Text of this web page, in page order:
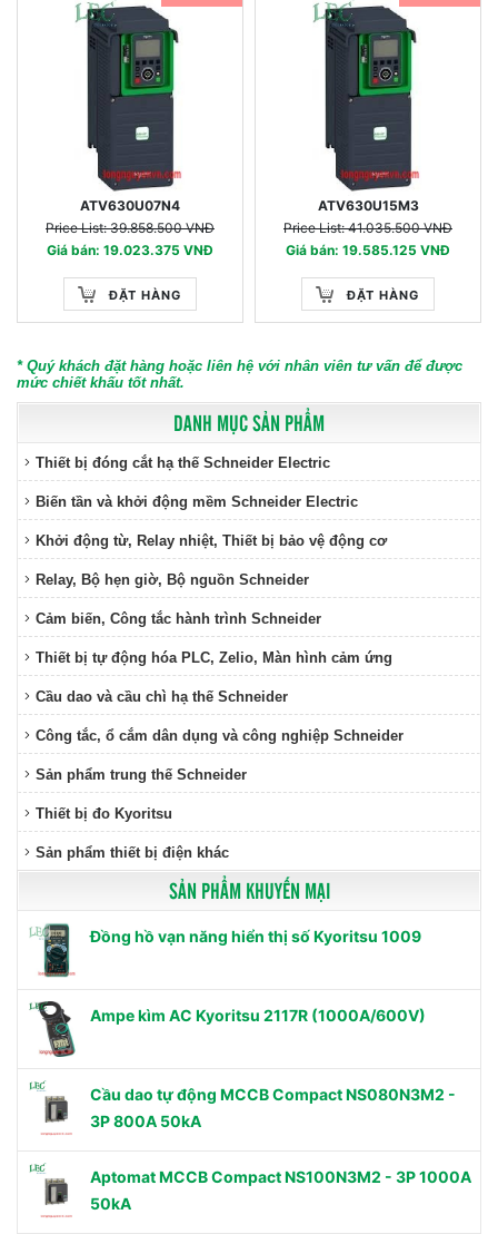
DANH MỤC SẢN PHẨM
Thiết bị đóng cắt hạ thế Schneider Electric
Biến tần và khởi động mềm Schneider Electric
Khởi động từ, Relay nhiệt, Thiết bị bảo vệ động cơ
Relay, Bộ hẹn giờ, Bộ nguồn Schneider
Cảm biến, Công tắc hành trình Schneider
Thiết bị tự động hóa PLC, Zelio, Màn hình cảm ứng
Cầu dao và cầu chì hạ thế Schneider
Công tắc, ổ cắm dân dụng và công nghiệp Schneider
Sản phẩm trung thế Schneider
Thiết bị đo Kyoritsu
Sản phẩm thiết bị điện khác
SẢN PHẨM KHUYẾN MẠI
Đồng hồ vạn năng hiển thị số Kyoritsu 1009
Ampe kìm AC Kyoritsu 2117R (1000A/600V)
Cầu dao tự động MCCB Compact NS080N3M2 -
3P 800A 50kA
Aptomat MCCB Compact NS100N3M2 - 3P 1000A
50kA
ATV630U07N4
Price List: 39.858.500 VNĐ
Giá bán: 19.023.375 VNĐ
ĐẶT HÀNG
ATV630U15M3
Price List: 41.035.500 VNĐ
Giá bán: 19.585.125 VNĐ
ĐẶT HÀNG
* Quý khách đặt hàng hoặc liên hệ với nhân viên tư vấn để được
mức chiết khấu tốt nhất.